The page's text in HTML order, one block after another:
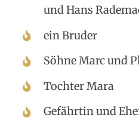
und Hans
ein Bruder
Söhne Marc und
Tochter Mara
Gefährtin und